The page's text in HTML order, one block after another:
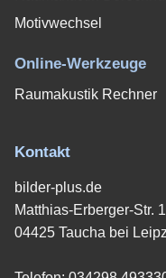
Motivwechsel
Online-Werkzeuge
Raumakustik Rechner
Kontakt
bilder-plus.de
Matthias-Erberger-Str.
04425 Taucha bei